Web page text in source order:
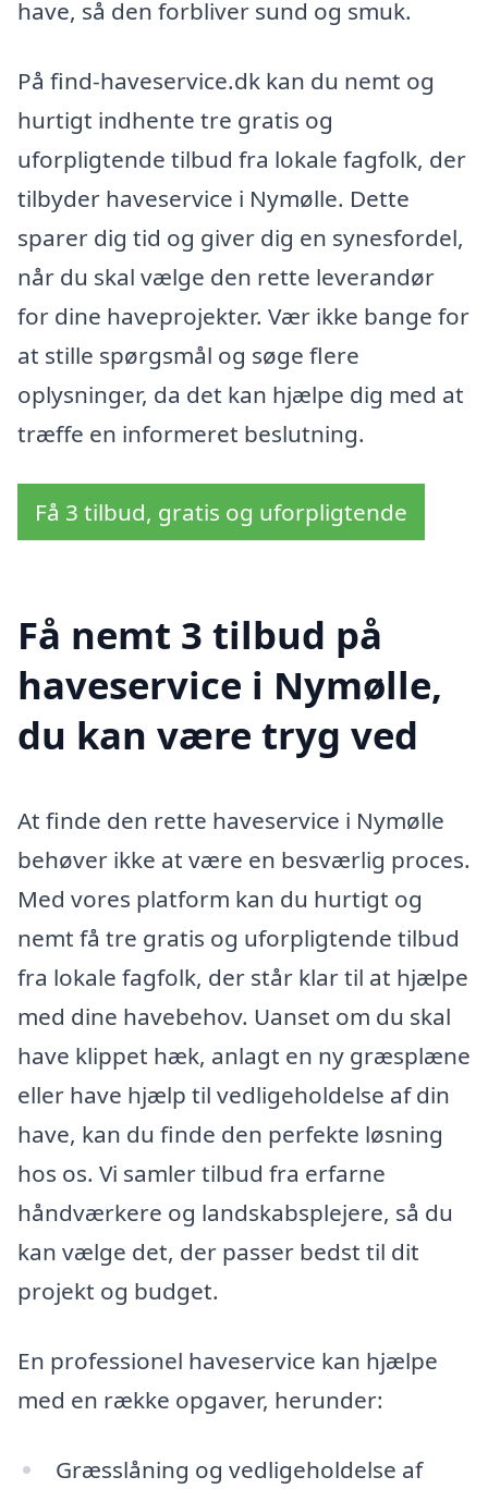
have, så den forbliver sund og smuk.
På find-haveservice.dk kan du nemt og
hurtigt indhente tre gratis og
uforpligtende tilbud fra lokale fagfolk, der
tilbyder haveservice i Nymølle. Dette
sparer dig tid og giver dig en synesfordel,
når du skal vælge den rette leverandør
for dine haveprojekter. Vær ikke bange for
at stille spørgsmål og søge flere
oplysninger, da det kan hjælpe dig med at
træffe en informeret beslutning.
Få 3 tilbud, gratis og uforpligtende
Få nemt 3 tilbud på
haveservice i Nymølle,
du kan være tryg ved
At finde den rette haveservice i Nymølle
behøver ikke at være en besværlig proces.
Med vores platform kan du hurtigt og
nemt få tre gratis og uforpligtende tilbud
fra lokale fagfolk, der står klar til at hjælpe
med dine havebehov. Uanset om du skal
have klippet hæk, anlagt en ny græsplæne
eller have hjælp til vedligeholdelse af din
have, kan du finde den perfekte løsning
hos os. Vi samler tilbud fra erfarne
håndværkere og landskabsplejere, så du
kan vælge det, der passer bedst til dit
projekt og budget.
En professionel haveservice kan hjælpe
med en række opgaver, herunder:
Græsslåning og vedligeholdelse af